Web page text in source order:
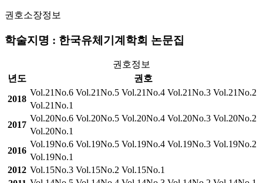
권호소장정보
학술지명 : 한국유체기계학회 논문집
권호정보
년도
권호
2018
Vol.21No.6 Vol.21No.5 Vol.21No.4 Vol.21No.3 Vol.21No.2
Vol.21No.1
2017
Vol.20No.6 Vol.20No.5 Vol.20No.4 Vol.20No.3 Vol.20No.2
Vol.20No.1
2016
Vol.19No.6 Vol.19No.5 Vol.19No.4 Vol.19No.3 Vol.19No.2
Vol.19No.1
2012 Vol.15No.3 Vol.15No.2 Vol.15No.1